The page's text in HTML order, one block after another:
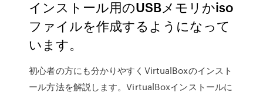
インストール用のUSBメモリかiso
ファイルを作成するようになって
います。
初心者の方にも分かりやすくVirtualBoxのインスト
ール方法を解説します。VirtualBoxインストールに